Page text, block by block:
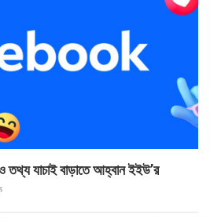
তথ্য যাচাই বাড়াতে আহ্বান ইইউ’র